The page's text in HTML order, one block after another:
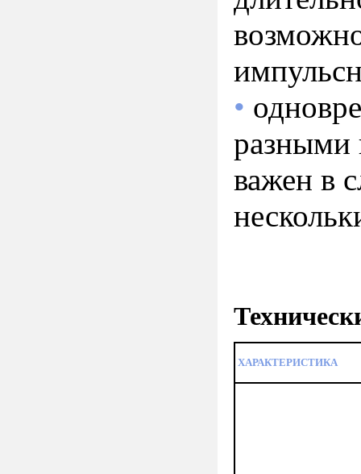
•
разными
важен в
ХАРАКТЕРИСТИКА